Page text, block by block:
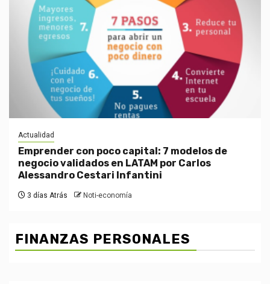
Actualidad
Emprender con poco capital: 7 modelos de
negocio validados en LATAM por Carlos
Alessandro Cestari Infantini
3 días Atrás Noti-economía
FINANZAS PERSONALES